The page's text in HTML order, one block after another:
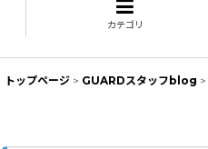
カテゴリ
トップページ > GUARDスタッフblog >